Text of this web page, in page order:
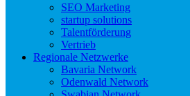
SEO Marketing
startup solutions
Talentförderung
Vertrieb
Regionale Netzwerke
Bavaria Network
Odenwald Network